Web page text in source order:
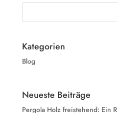
Kategorien
Blog
Neueste Beiträge
Pergola Holz freistehend: Ein